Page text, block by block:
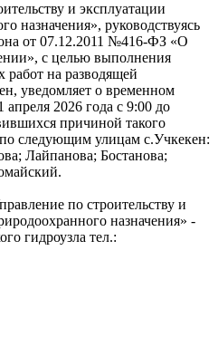
и эксплуатации
назначения», руководствуясь
от 07.12.2011 №416-ФЗ «О
с целью выполнения
работ на разводящей
уведомляет о временном
2026 года с 9:00 до
причиной такого
следующим улицам с.Учкекен:
Лайпанова; Бостанова;
по строительству и
назначения» -
гидроузла тел.: